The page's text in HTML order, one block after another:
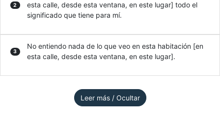
2
esta calle, desde esta ventana, en este lugar] todo el
significado que tiene para mí.
3
No entiendo nada de lo que veo en esta habitación [en
esta calle, desde esta ventana, en este lugar].
Leer más / Ocultar